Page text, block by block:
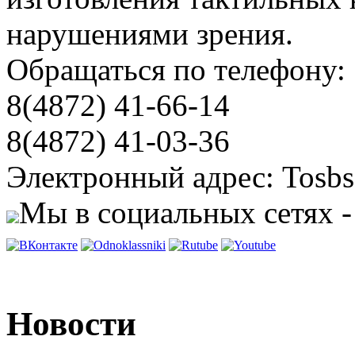
нарушениями зрения.
Обращаться по телефону:
8(4872) 41-66-14
8(4872) 41-03-36
Электронный адрес:
Мы в социальных сетях
Новости